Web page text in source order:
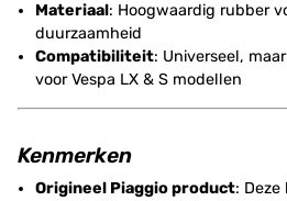
Materiaal: Hoogwaardig rubber
duurzaamheid
Compatibiliteit: Universeel,
voor Vespa LX & S modellen
Kenmerken
Origineel Piaggio product: